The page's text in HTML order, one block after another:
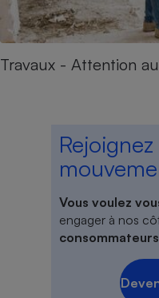
Travaux - Attention
Vous voulez
engager à nos